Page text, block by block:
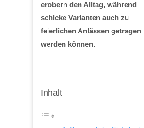
erobern den Alltag, während
schicke Varianten auch zu
feierlichen Anlässen getragen
werden können.
Inhalt